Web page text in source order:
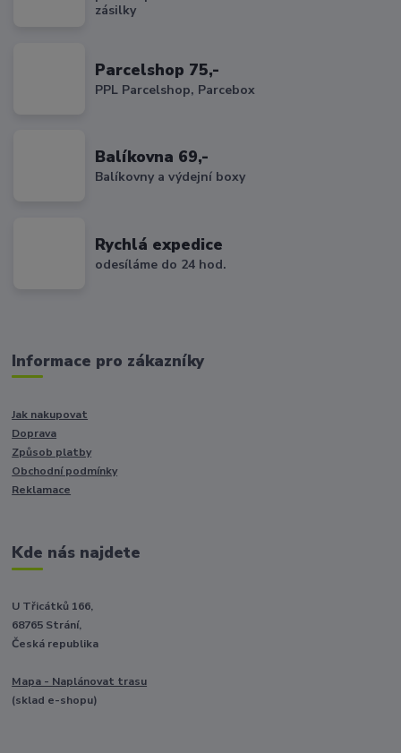
zásilky
Parcelshop 75,-
PPL Parcelshop, Parcebox
Balíkovna 69,-
Balíkovny a výdejní boxy
Rychlá expedice
odesíláme do 24 hod.
Informace pro zákazníky
Jak nakupovat
Doprava
Způsob platby
Obchodní podmínky
Reklamace
Kde nás najdete
U Třicátků 166,
68765 Strání,
Česká republika
Mapa - Naplánovat trasu
(sklad e-shopu)